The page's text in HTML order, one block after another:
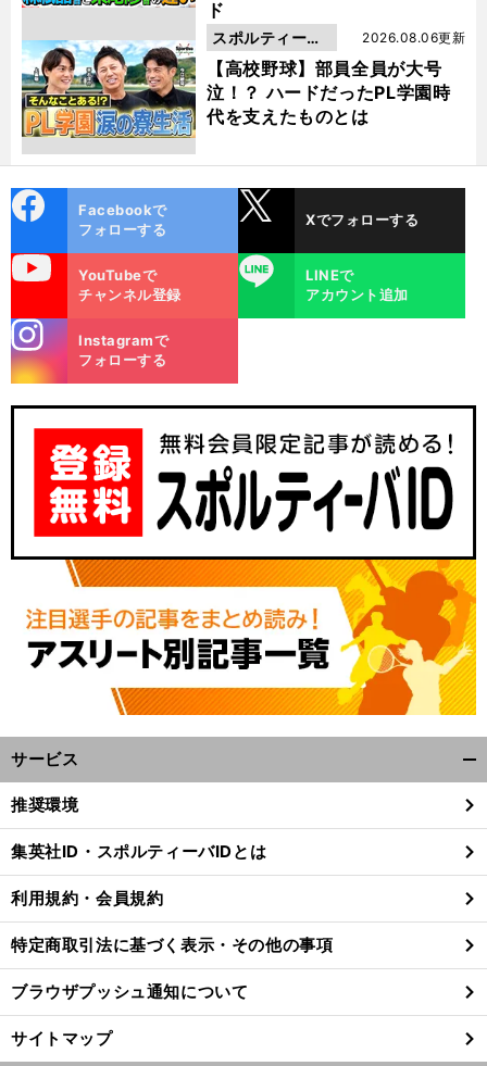
ド
【高校野球】部員全員が大号
泣！？ ハードだったPL学園時
代を支えたものとは
2026.08.06更新
スポルティーバ
動画
ok
Facebookで
フォローする
Xでフォローする
YouTubeで
チャンネル登録
LINE
LINEで
アカウント追加
m
Instagramで
フォローする
サービス
閉
る
推奨環境
集英社ID・スポルティーバIDとは
利用規約・会員規約
特定商取引法に基づく表示・その他の事項
ブラウザプッシュ通知について
サイトマップ